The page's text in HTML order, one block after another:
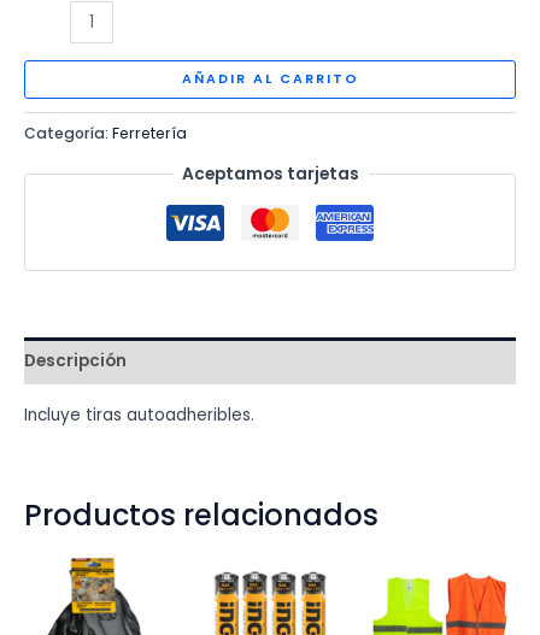
HIDRANTE
AÑADIR AL CARRITO
Categoría: Ferretería
Aceptamos tarjetas
Descripción
Incluye tiras autoadheribles.
Productos relacionados